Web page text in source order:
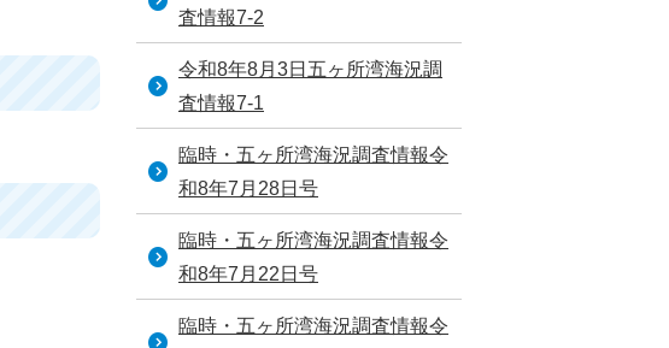
査情報7-2
令和8年8月3日五ヶ所湾海況調
査情報7-1
臨時・五ヶ所湾海況調査情報令
和8年7月28日号
臨時・五ヶ所湾海況調査情報令
和8年7月22日号
臨時・五ヶ所湾海況調査情報令